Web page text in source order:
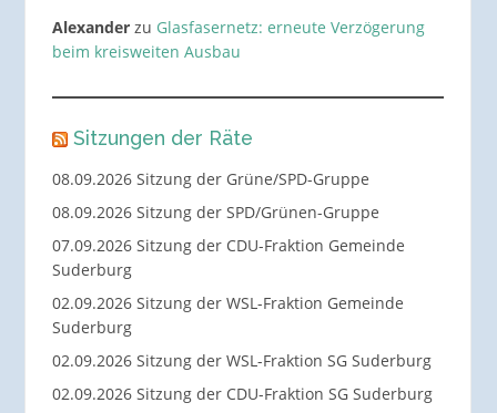
Alexanderzu Glasfasernetz: erneute Verzögerung
beim kreisweiten Ausbau
Sitzungen der Räte
08.09.2026 Sitzung der Grüne/SPD-Gruppe
08.09.2026 Sitzung der SPD/Grünen-Gruppe
07.09.2026 Sitzung der CDU-Fraktion Gemeinde
Suderburg
02.09.2026 Sitzung der WSL-Fraktion Gemeinde
Suderburg
02.09.2026 Sitzung der WSL-Fraktion SG Suderburg
02.09.2026 Sitzung der CDU-Fraktion SG Suderburg